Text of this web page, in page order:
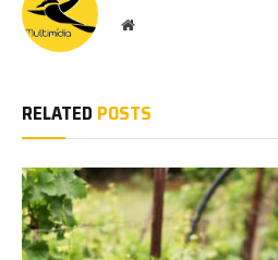
Website
RELATED POSTS